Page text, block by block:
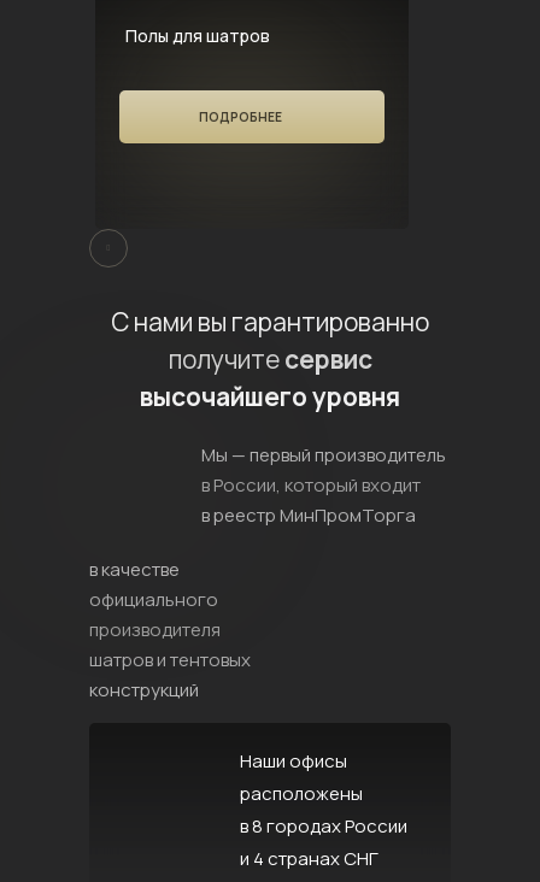
Полы для шатров
ПОДРОБНЕЕ
С нами вы гарантированно
получитесервис
высочайшего уровня
Мы — первый производитель
в России, который входит
в реестр МинПромТорга
в качестве
официального
производителя
шатров и тентовых
конструкций
Наши офисы
расположены
в 8 городах России
и 4 странах СНГ